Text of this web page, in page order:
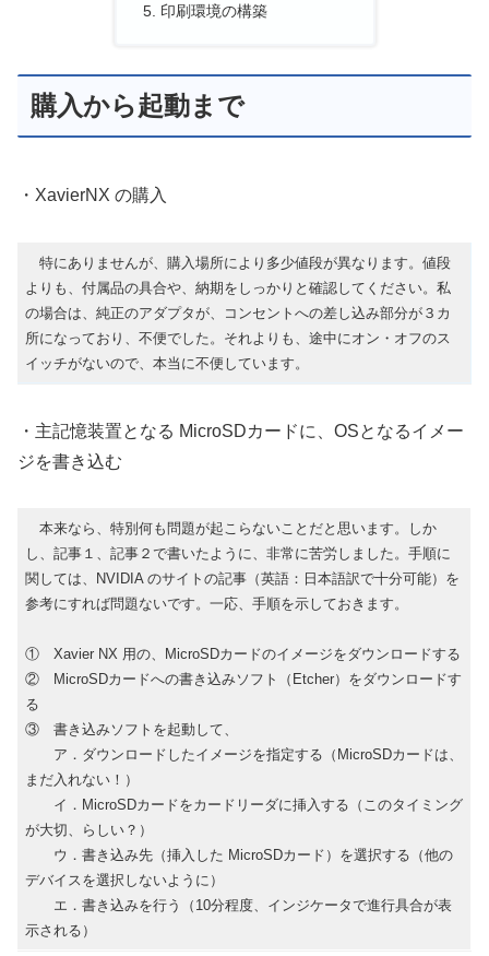
印刷環境の構築
購入から起動まで
・XavierNX の購入
特にありませんが、購入場所により多少値段が異なります。値段
よりも、付属品の具合や、納期をしっかりと確認してください。私
の場合は、純正のアダプタが、コンセントへの差し込み部分が３カ
所になっており、不便でした。それよりも、途中にオン・オフのス
イッチがないので、本当に不便しています。
・主記憶装置となる MicroSDカードに、OSとなるイメー
ジを書き込む
本来なら、特別何も問題が起こらないことだと思います。しか
し、記事１、記事２で書いたように、非常に苦労しました。手順に
関しては、NVIDIA のサイトの記事（英語：日本語訳で十分可能）を
参考にすれば問題ないです。一応、手順を示しておきます。
① Xavier NX 用の、MicroSDカードのイメージをダウンロードする
② MicroSDカードへの書き込みソフト（Etcher）をダウンロードす
る
③ 書き込みソフトを起動して、
ア．ダウンロードしたイメージを指定する（MicroSDカードは、
まだ入れない！）
イ．MicroSDカードをカードリーダに挿入する（このタイミング
が大切、らしい？）
ウ．書き込み先（挿入した MicroSDカード）を選択する（他の
デバイスを選択しないように）
エ．書き込みを行う（10分程度、インジケータで進行具合が表
示される）